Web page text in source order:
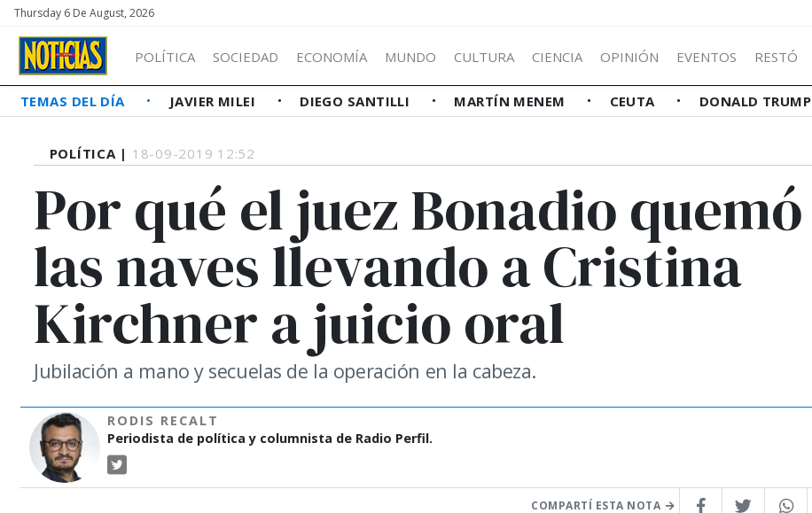
Thursday 6 De August, 2026
POLÍTICA SOCIEDAD ECONOMÍA MUNDO CULTURA CIENCIA OPINIÓN EVENTOS RESTÓ
TEMAS DEL DÍA JAVIER MILEI DIEGO SANTILLI MARTÍN MENEM CEUTA DONALD TRUMP
POLÍTICA | 18-09-2019 12:52
Por qué el juez Bonadio quemó
las naves llevando a Cristina
Kirchner a juicio oral
Jubilación a mano y secuelas de la operación en la cabeza.
RODIS RECALT
Periodista de política y columnista de Radio Perfil.
COMPARTÍ ESTA NOTA